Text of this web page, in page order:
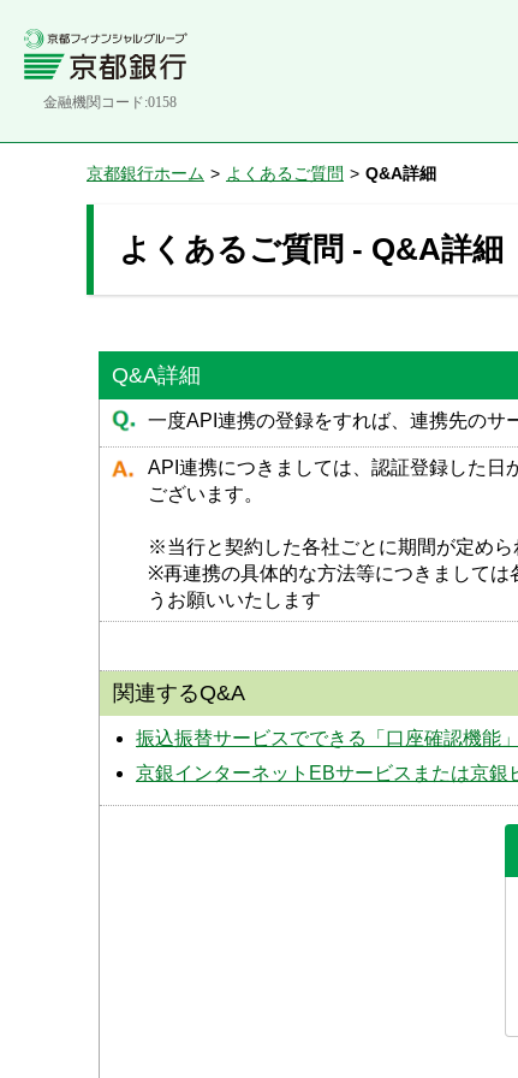
金融機関コード:0158
京都銀行ホーム > よくあるご質問 > Q&A詳細
よくあるご質問 - Q&A詳細
Q&A詳細
一度API連携の登録をすれば、連携先のサ
API連携につきましては、認証登録した日
ございます。
※当行と契約した各社ごとに期間が定めら
※再連携の具体的な方法等につきましては
うお願いいたします
関連するQ&A
振込振替サービスでできる「口座確認機能
京銀インターネットEBサービスまたは京